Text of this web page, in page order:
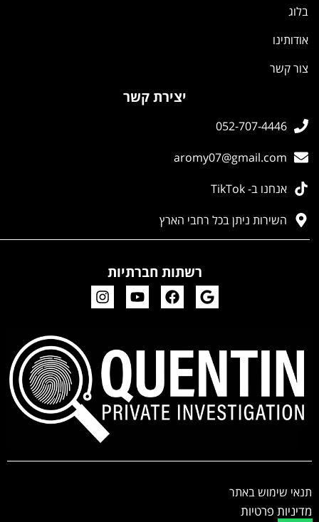
בלוג
אודותינו
צור קשר
יצירת קשר
052-707-4446
aromy07@gmail.com
אנחנו ב- TikTok
השירות ניתן בכל רחבי הארץ
רשתות חברתיות
תנאי שימוש באתר
מדיניות פרטיות